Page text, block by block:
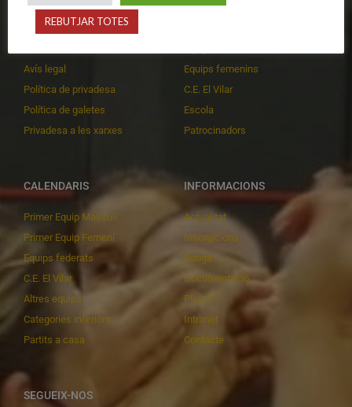
Història
Organització
Avís legal
Política de privadesa
Política de galetes
Privadesa a les xarxes
Primer equip masculí
Equips femenins
C.E. El Vilar
Escola
Patrocinadors
CALENDARIS
Primer Equip Masculí
Primer Equip Femení
Equips federats
C.E. El Vilar
Altres equips
Categories inferiors
Partits a casa
INFORMACIONS
Actualitat
Inscripcions
Botiga
Documentació
Playoff
Intranet
Contacte
SEGUEIX-NOS
REBUTJAR TOTES